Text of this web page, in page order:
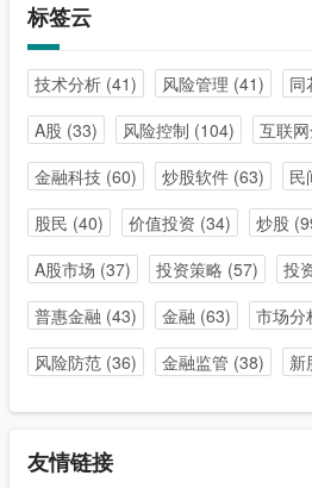
标签云
技术分析(41) 风险管理 (41) 同
A股 (33) 风险控制 (104) 互联
金融科技(60) 炒股软件(63) 民
股民 (40) 价值投资 (34) 炒股
A股市场 (37) 投资策略 (57) 投
普惠金融 (43) 金融 (63) 市场分
风险防范(36) 金融监管 (38) 新
友情链接